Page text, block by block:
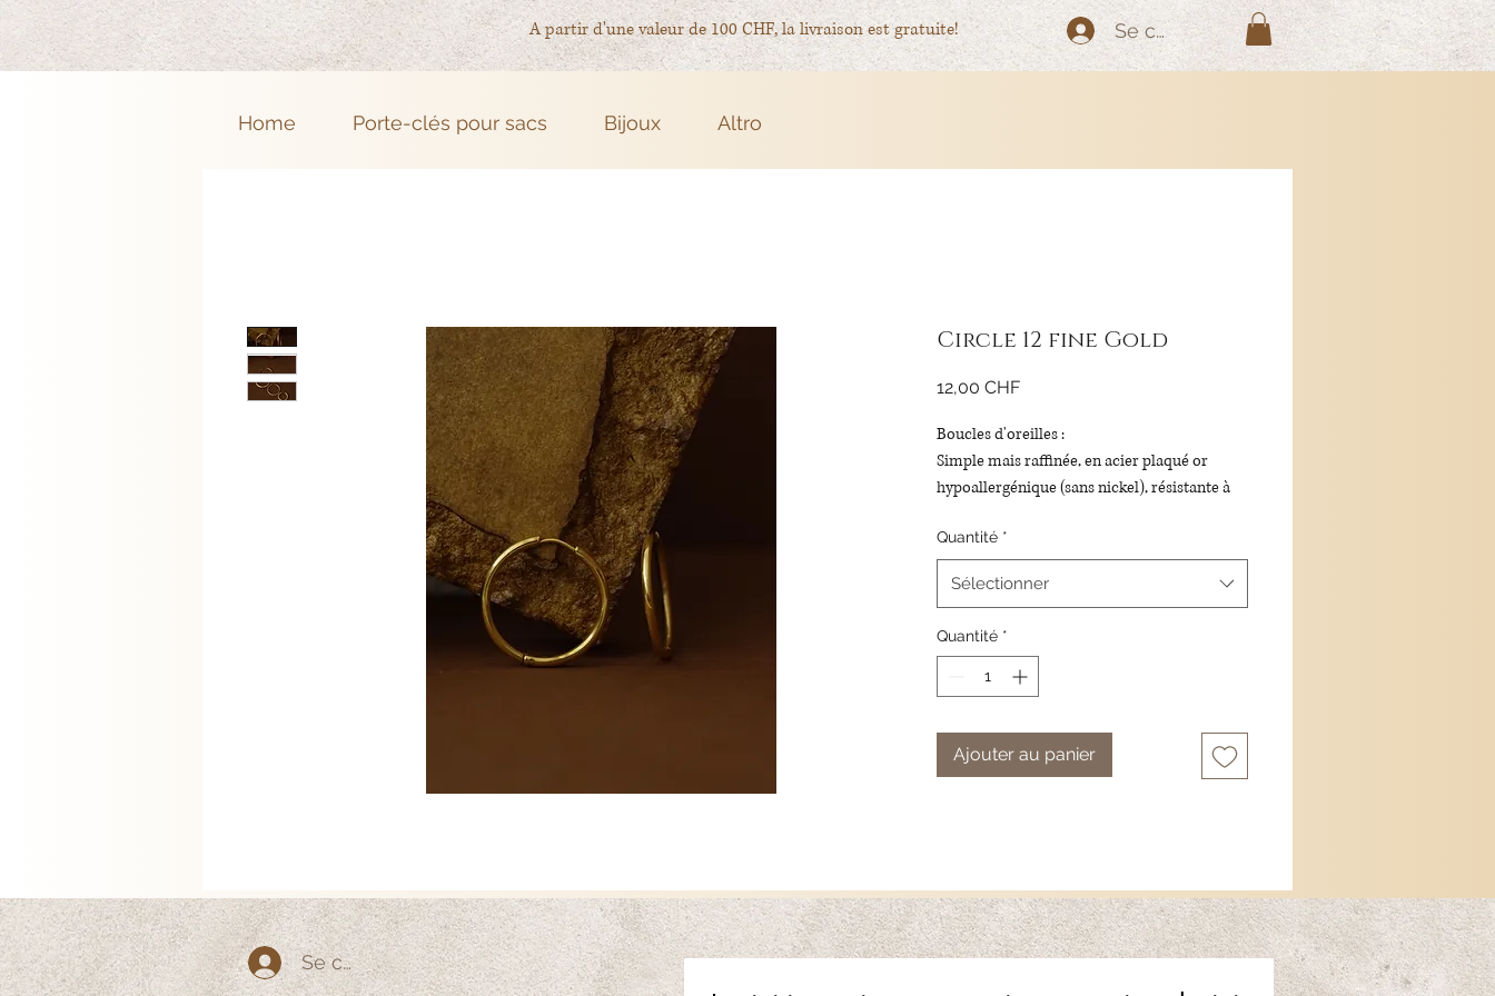
A partir d'une valeur de 100 CHF, la livraison est gratuite! Se connecter
Home Porte-clés pour sacs Bijoux Altro
Circle 12 fine Gold
12,00 CHFPrix
Boucles d'oreilles:
Simple mais raffinée, en acier plaqué or
hypoallergénique (sans nickel), résistante à
Diamètre : 2.5 cm
Quantité *
Sélectionner
Quantité *
Ajouter au panier
Se connecter